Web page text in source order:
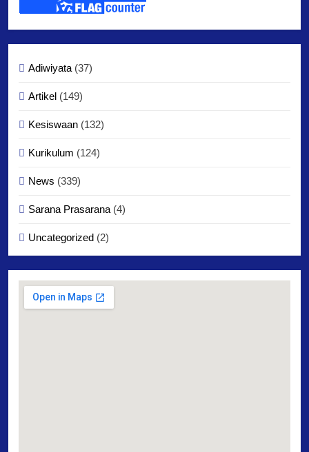
Adiwiyata (37)
Artikel (149)
Kesiswaan (132)
Kurikulum (124)
News (339)
Sarana Prasarana (4)
Uncategorized (2)